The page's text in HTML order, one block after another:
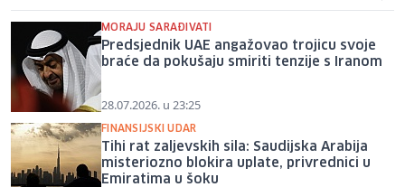
MORAJU SARAĐIVATI
Predsjednik UAE angažovao trojicu svoje
braće da pokušaju smiriti tenzije s Iranom
28.07.2026. u 23:25
FINANSIJSKI UDAR
Tihi rat zaljevskih sila: Saudijska Arabija
misteriozno blokira uplate, privrednici u
Emiratima u šoku